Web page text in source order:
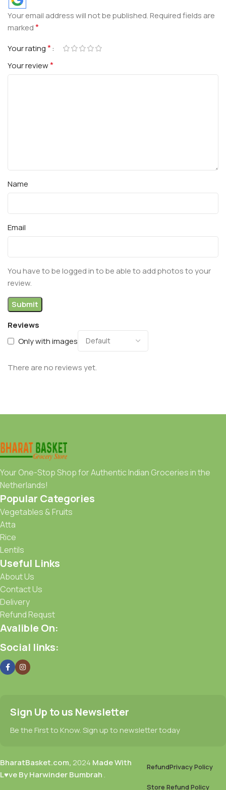
Reviews
Only with images
There are no reviews yet.
Your email address will not be published.Required fields are
marked*
Your rating*
Your review*
Name
Email
You have to be logged in to be able to add photos to your
review.
Your One-Stop Shop for Authentic Indian Groceries in the
Netherlands!
Popular Categories
Vegetables & Fruits
Atta
Rice
Lentils
Useful Links
About Us
Contact Us
Delivery
Refund Requst
Avalible On:
Social links:
Sign Up to us Newsletter
Be the First to Know. Sign up to newsletter today
BharatBasket.com, 2024 Made With
L♥ve By Harwinder Bumbrah .
RefundPrivacy Policy
Store Refund Policy